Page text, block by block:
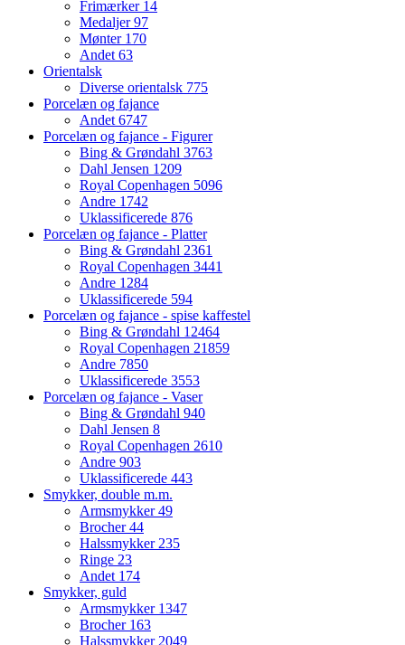
Frimærker 14
Medaljer97
Mønter 170
Andet63
Orientalsk
Diverse orientalsk 775
Porcelæn og fajance
Andet6747
Porcelæn og fajance - Figurer
Bing & Grøndahl 3763
Dahl Jensen 1209
Royal Copenhagen 5096
Andre 1742
Uklassificerede 876
Porcelæn og fajance - Platter
Bing & Grøndahl 2361
Royal Copenhagen 3441
Andre 1284
Uklassificerede 594
Porcelæn og fajance - spise kaffestel
Bing & Grøndahl 12464
Royal Copenhagen 21859
Andre 7850
Uklassificerede 3553
Porcelæn og fajance - Vaser
Bing & Grøndahl 940
Dahl Jensen 8
Royal Copenhagen 2610
Andre 903
Uklassificerede 443
Smykker, double m.m.
Armsmykker49
Brocher44
Halssmykker235
Ringe 23
Andet 174
Smykker, guld
Armsmykker 1347
Brocher 163
Halssmykker 2049